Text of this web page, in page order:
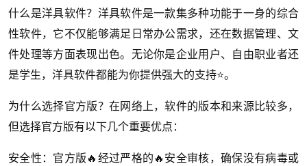
什么是洋具软件？洋具软件是一款集多种功能于一身的综合
性软件，它不仅能够满足日常办公需求，还在数据管理、文
件处理等方面表现出色。无论你是企业用户、自由职业者还
是学生，洋具软件都能为你提供强大的支持⭐。
为什么选择官方版？在网络上，软件的版本和来源比较多，
但选择官方版有以下几个重要优点：
安全性：官方版🔥经过严格的🔥安全审核，确保没有病毒或